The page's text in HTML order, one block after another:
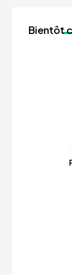
Bientôt